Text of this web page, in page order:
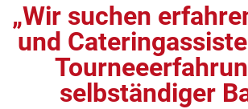
„Wir suchen
und
selbständiger